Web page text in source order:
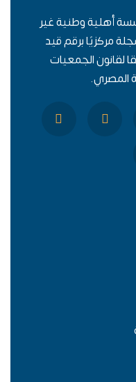
أهلية وطنية غير
مركزيًا برقم قيد
طبقا لقانون الجمعيات
المصري.